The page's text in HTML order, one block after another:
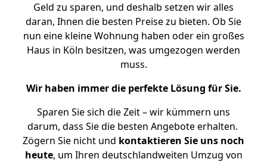
Geld zu sparen, und deshalb setzen wir alles
daran, Ihnen die besten Preise zu bieten. Ob Sie
nun eine kleine Wohnung haben oder ein großes
Haus in Köln besitzen, was umgezogen werden
muss.
Wir haben immer die perfekte Lösung für Sie.
Sparen Sie sich die Zeit – wir kümmern uns
darum, dass Sie die besten Angebote erhalten.
Zögern Sie nicht und kontaktieren Sie uns noch
heute, um Ihren deutschlandweiten Umzug von